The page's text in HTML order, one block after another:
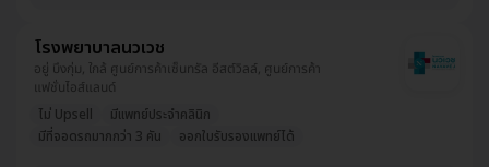
โรงพยาบาลนวเวช
อยู่ บึงกุ่ม, ใกล้ ศูนย์การค้าเซ็นทรัล อีสต์วิลล์, ศูนย์การค้า
แฟชั่นไอส์แลนด์
ไม่ Upsell
มีแพทย์ประจำคลินิก
มีที่จอดรถมากกว่า 3 คัน
ออกใบรับรองแพทย์ได้